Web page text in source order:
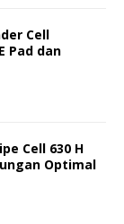
Cell
Pad dan
Cell 630 H
Optimal